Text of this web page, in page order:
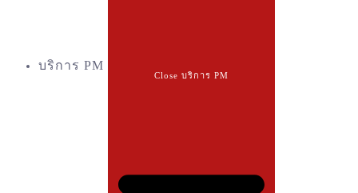
บริการ PM
Close บริการ PM